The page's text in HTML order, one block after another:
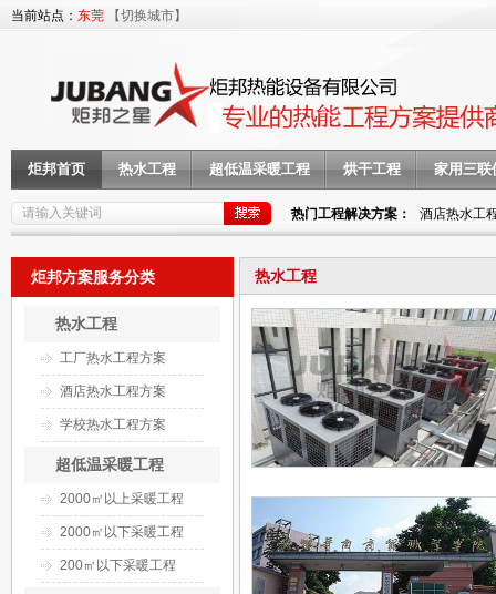
当前站点： 东莞 【切换城市】
炬邦首页 热水工程 超低温采暖工程 烘干工程 家用三联
热门工程解决方案： 酒店热水工
炬邦方案服务分类
热水工程
工厂热水工程方案
酒店热水工程方案
学校热水工程方案
超低温采暖工程
2000㎡以上采暖工程
2000㎡以下采暖工程
200㎡以下采暖工程
热水工程